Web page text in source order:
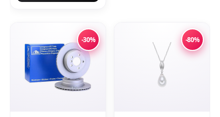
-30% -80%